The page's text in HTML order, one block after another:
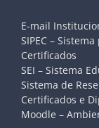
E-mail
SIPEC –
Certificados
SEI – Sistema
Sistema de
Certificados e
Moodle –